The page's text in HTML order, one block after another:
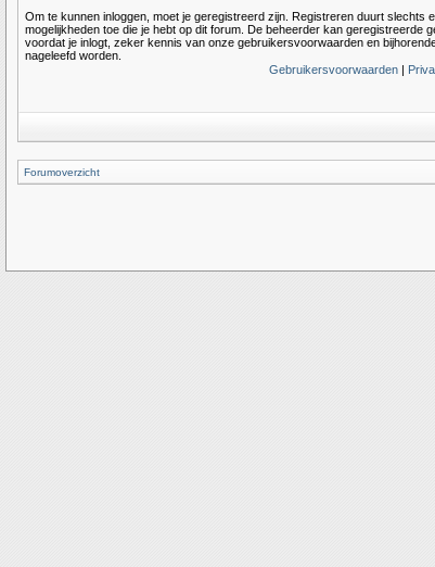
Om te kunnen inloggen, moet je geregistreerd zijn. Registreren duurt slechts
mogelijkheden toe die je hebt op dit forum. De beheerder kan geregistreerde
voordat je inlogt, zeker kennis van onze gebruikersvoorwaarden en
nageleefd worden.
Gebruikersvoorwaarden |
Forumoverzicht